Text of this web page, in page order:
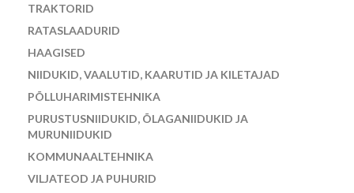
TRAKTORID
RATASLAADURID
HAAGISED
NIIDUKID, VAALUTID, KAARUTID JA KILETAJAD
PÕLLUHARIMISTEHNIKA
PURUSTUSNIIDUKID, ÕLAGANIIDUKID JA
MURUNIIDUKID
KOMMUNAALTEHNIKA
VILJATEOD JA PUHURID